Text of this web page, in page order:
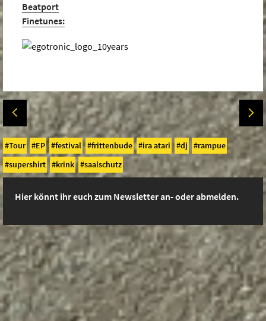
Beatport
Finetunes:
Tour EP festival frittenbude ira atari dj
rampue
supershirt
krink saalschutz
Hier könnt ihr euch zum Newsletter an- oder abmelden.